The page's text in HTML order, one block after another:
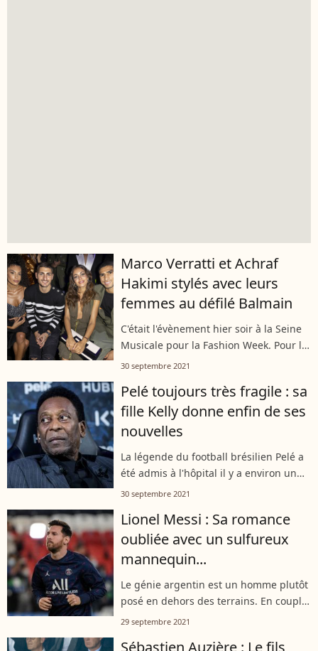
Marco Verratti et Achraf
Hakimi stylés avec leurs
femmes au défilé Balmain
C'était l'évènement hier soir à la Seine
Musicale pour la Fashion Week. Pour le
défilé Balmain, les joueurs du PSG sont
Verratti et Achraf Hakimi,...
30 septembre 2021
Pelé toujours très fragile : sa
fille Kelly donne enfin de ses
nouvelles
La légende du football brésilien Pelé a
été admis à l'hôpital il y a environ un
mois pour être opéré d'une tumeur du
nouvelles de l'ancien champion...
30 septembre 2021
Lionel Messi : Sa romance
oubliée avec un sulfureux
mannequin...
Le génie argentin est un homme plutôt
posé en dehors des terrains. En couple
depuis de longues années et père de
29 septembre 2021
Sébastien Auzière : Le fils